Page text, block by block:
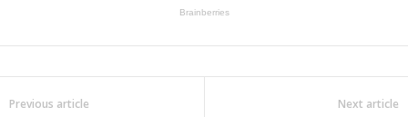
Previous article Next article